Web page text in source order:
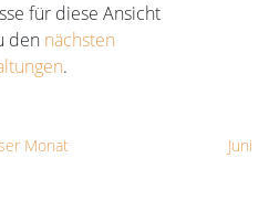
für diese Ansicht
den nächsten
.
Monat Juni